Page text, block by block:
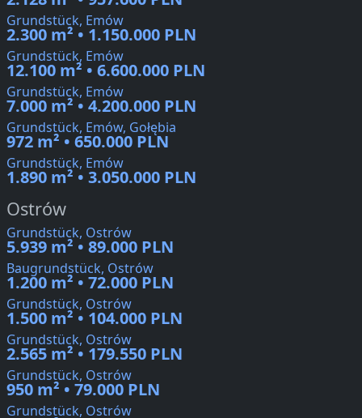
Grundstück, Emów
2.300 m² • 1.150.000 PLN
Grundstück, Emów
12.100 m² • 6.600.000 PLN
Grundstück, Emów
7.000 m² • 4.200.000 PLN
Grundstück, Emów, Gołębia
972 m² • 650.000 PLN
Grundstück, Emów
1.890 m² • 3.050.000 PLN
Ostrów
Grundstück, Ostrów
5.939 m² • 89.000 PLN
Baugrundstück, Ostrów
1.200 m² • 72.000 PLN
Grundstück, Ostrów
1.500 m² • 104.000 PLN
Grundstück, Ostrów
2.565 m² • 179.550 PLN
Grundstück, Ostrów
950 m² • 79.000 PLN
Grundstück, Ostrów